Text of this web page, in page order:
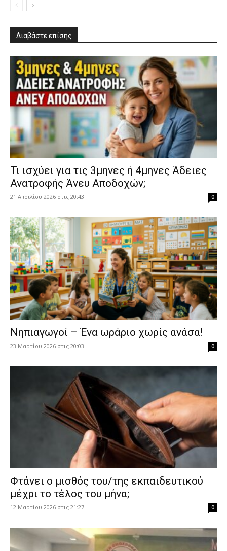
Διαβάστε επίσης
​Τι ισχύει για τις 3μηνες ή 4μηνες Άδειες
Ανατροφής Άνευ Αποδοχών;
21 Απριλίου 2026 στις 20:43 0
Νηπιαγωγοί – Ένα ωράριο χωρίς ανάσα!
23 Μαρτίου 2026 στις 20:03 0
Φτάνει ο μισθός του/της εκπαιδευτικού
μέχρι το τέλος του μήνα;
12 Μαρτίου 2026 στις 21:27 0